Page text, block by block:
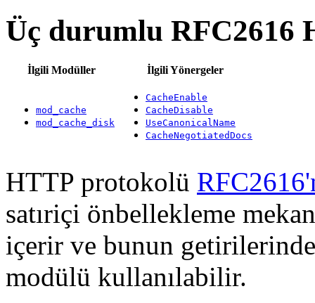
Üç durumlu RFC2616
İlgili Modüller İlgili Yönergeler
mod_cache
mod_cache_disk
CacheEnable
CacheDisable
UseCanonicalName
CacheNegotiatedDocs
HTTP protokolü
satıriçi önbellekleme
içerir ve bunun
modülü kullanılabilir.